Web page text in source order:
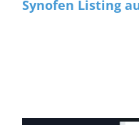
Synofen Listing